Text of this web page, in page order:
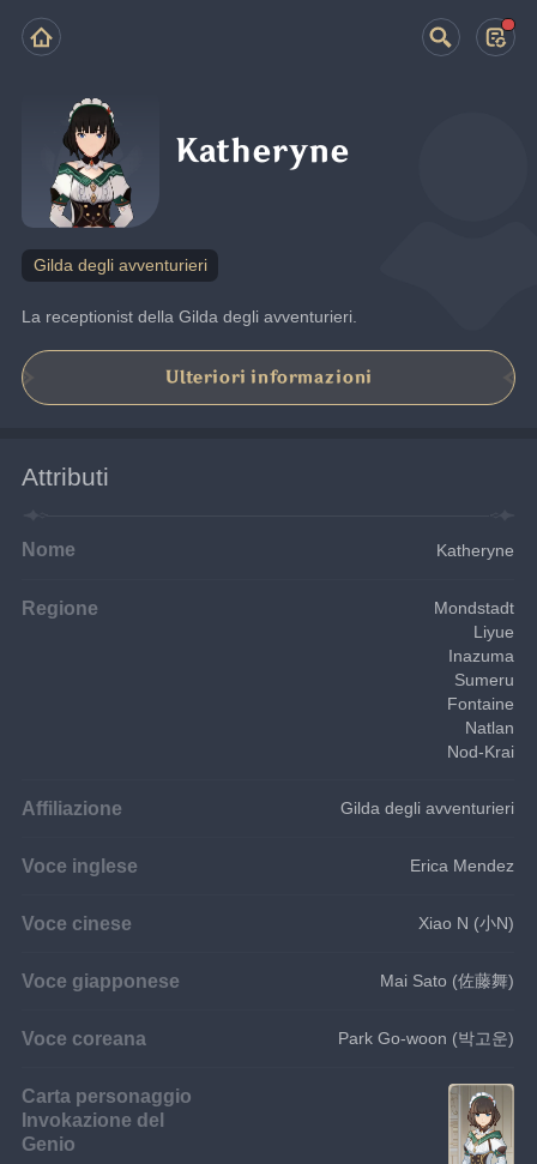
Katheryne
Gilda degli avventurieri
La receptionist della Gilda degli avventurieri.
Ulteriori informazioni
Attributi
Nome Katheryne
Regione
Mondstadt
Liyue
Inazuma
Sumeru
Fontaine
Natlan
Nod-Krai
Affiliazione Gilda degli avventurieri
Voce inglese Erica Mendez
Voce cinese Xiao N (小N)
Voce giapponese Mai Sato (佐藤舞)
Voce coreana Park Go-woon (박고운)
Carta personaggio
Invokazione del
Genio